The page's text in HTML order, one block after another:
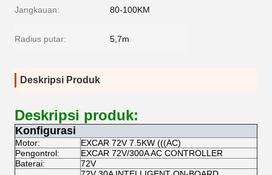
Jangkauan: 80-100KM
Radius putar: 5,7m
Deskripsi Produk
Deskripsi produk:
Konfigurasi
Motor:
EXCAR 72V 7.5KW (((AC)
Pengontrol:
EXCAR 72V/300A AC CONTROLLER
Baterai:
72V